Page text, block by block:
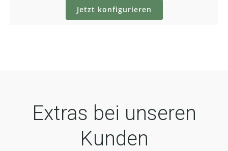
Jetzt konfigurieren
Extras bei unseren
Kunden